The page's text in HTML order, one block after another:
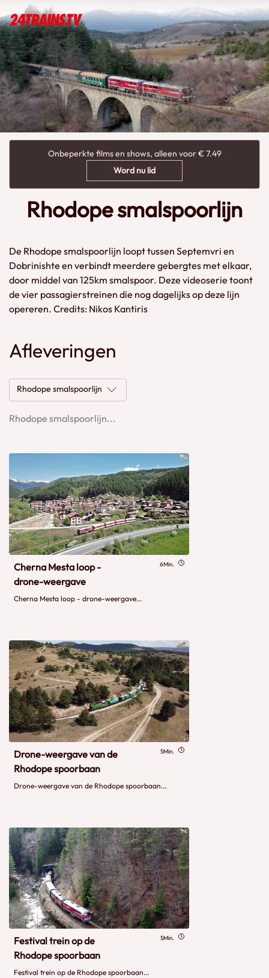
Onbeperkte films en shows, alleen voor € 7.49
Word nu lid
Afleveringen
Rhodope smalspoorlijn
Rhodope smalspoorlijn...
Cherna Mesta loop -
drone-weergave
6Min.
Cherna Mesta loop - drone-weergave...
Drone-weergave van de
Rhodope spoorbaan
5Min.
Drone-weergave van de Rhodope spoorbaan...
Festival trein op de
Rhodope spoorbaan
5Min.
Festival trein op de Rhodope spoorbaan...
Rhodope smalspoorlijn
De Rhodope smalspoorlijn loopt tussen Septemvri en
Dobrinishte en verbindt meerdere gebergtes met elkaar,
door middel van 125km smalspoor. Deze videoserie toont
de vier passagierstreinen die nog dagelijks op deze lijn
opereren. Credits: Nikos Kantiris